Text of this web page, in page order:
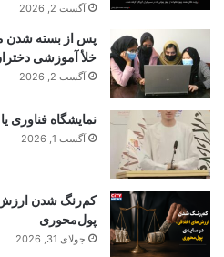
آگست 2, 2026
پس از بسته شدن
خلأ آموزشی
آگست 2, 2026
نمایشگاه
آگست 1, 2026
کم‌رنگ شدن
پول‌محوری
جولای 31, 2026